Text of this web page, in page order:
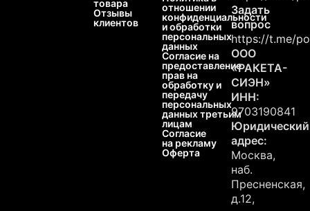
товара
Отзывы
клиентов
отношении
конфиденциальности
и обработки
персональных
данных
Согласие на
предоставление
прав на
обработку и
передачу
персональных
данных третьим
лицам
Согласие
на рекламу
Оферта
Задать
вопрос
https://t.me/
ООО
«РАКЕТА-
СИЭН»
ИНН:
9703190841
Юридический
адрес:
Москва,
наб.
Пресненская,
д.12,